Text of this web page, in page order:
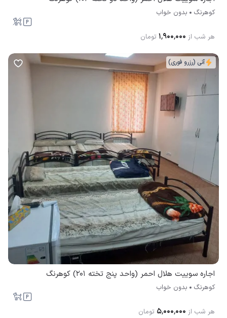
کوهرنگ بدون خواب
هر شب از ۱٬۹۰۰٬۰۰۰ تومان
آنی (رزرو فوری)
اجاره سوییت هلال احمر (واحد پنج تخته 201) کوهرنگ
کوهرنگ بدون خواب
هر شب از ۵٬۰۰۰٬۰۰۰ تومان